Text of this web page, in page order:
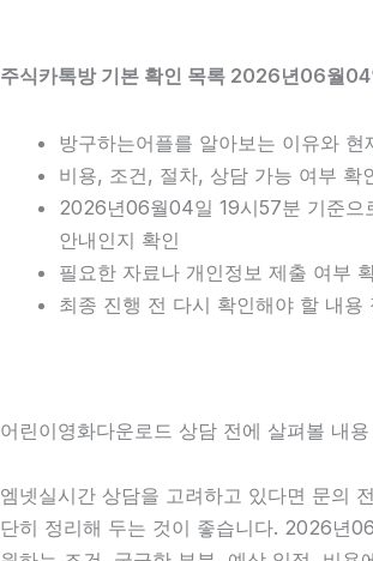
주식카톡방 기본 확인 목록 2026년06월
방구하는어플를 알아보는 이유와 현
비용, 조건, 절차, 상담 가능 여부 확
2026년06월04일 19시57분 기준으
안내인지 확인
필요한 자료나 개인정보 제출 여부
최종 진행 전 다시 확인해야 할 내용
어린이영화다운로드 상담 전에 살펴볼 내용
엠넷실시간 상담을 고려하고 있다면 문의
단히 정리해 두는 것이 좋습니다. 2026년